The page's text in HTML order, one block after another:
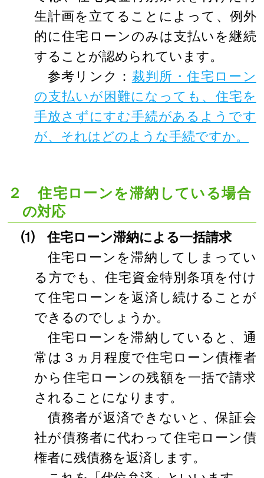
生計画を立てることによって、例外
的に住宅ローンのみは支払いを継続
することが認められています。
参考リンク： 裁判所・住宅ローン
の支払いが困難になっても、住宅を
手放さずにすむ手続があるようです
が、それはどのような手続ですか。
２ 住宅ローンを滞納している場合
の対応
⑴ 住宅ローン滞納による一括請求
住宅ローンを滞納してしまってい
る方でも、住宅資金特別条項を付け
て住宅ローンを返済し続けることが
できるのでしょうか。
住宅ローンを滞納していると、通
常は３ヵ月程度で住宅ローン債権者
から住宅ローンの残額を一括で請求
されることになります。
債務者が返済できないと、保証会
社が債務者に代わって住宅ローン債
権者に残債務を返済します。